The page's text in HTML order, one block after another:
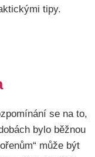
tipy.
se na to,
bylo běžnou
může být